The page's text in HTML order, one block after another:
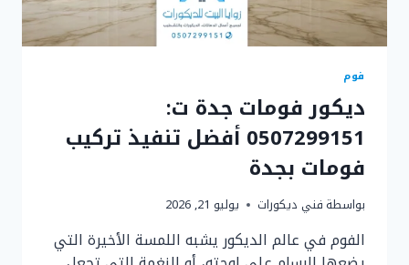
فوم
ديكور فومات جدة ت:
0507299151 أفضل تنفيذ تركيب
فومات بجدة
بواسطة فني ديكورات يوليو 21, 2026
الفوم في عالم الديكور يشبه اللمسة الأخيرة التي